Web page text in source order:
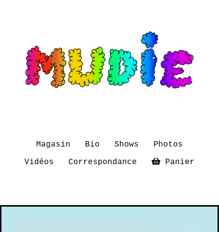
Magasin Bio Shows
Photos
Vidéos
Correspondance Panier